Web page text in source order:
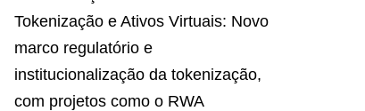
Tokenização e Ativos Virtuais: Novo
marco regulatório e
institucionalização da tokenização,
com projetos como o RWA